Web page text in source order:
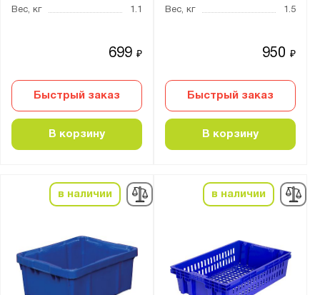
Вес, кг
1.1
699₽
Быстрый заказ
В корзину
Вес, кг
1.5
950₽
Быстрый заказ
В корзину
в наличии в наличии
Красный
Полиэтилен низкого давления (HDPE)
Боковые стенки:
перфорированные
Дно:
перфорированное